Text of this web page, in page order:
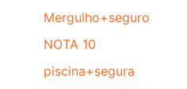
Mergulho+seguro
NOTA 10
piscina+segura